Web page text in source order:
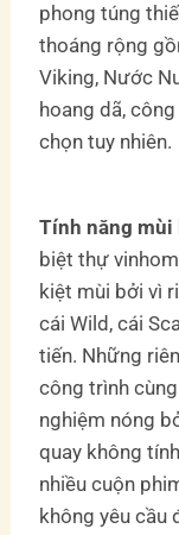
phong túng
thoáng rộng
Viking, Nước
hoang dã,
chọn tuy nhiên.
Tính năng mùi
biệt thự
kiệt mùi bởi vì
cái Wild, cái
tiến. Những
công trình
nghiệm nóng
quay không
nhiều cuộn
không yêu cầu